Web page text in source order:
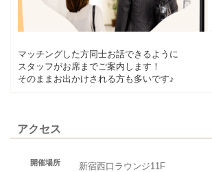
マッチングした方同士お話できるように
スタッフがお席までご案内します！
そのままお出かけされる方も多いです♪
アクセス
開催場所
新宿西口ラウンジ11F